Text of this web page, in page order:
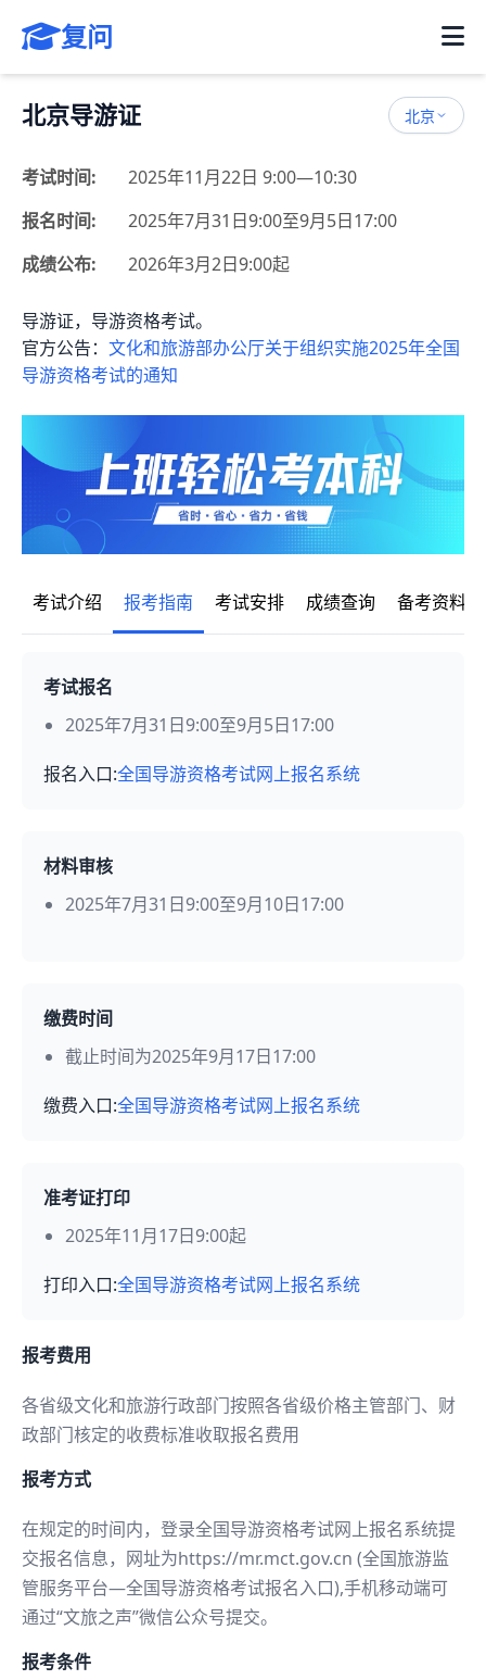
复问
北京导游证 北京
考试时间:
2025年11月22日 9:00—10:30
报名时间:
2025年7月31日9:00至9月5日17:00
成绩公布:
2026年3月2日9:00起
导游证，导游资格考试。
官方公告： 文化和旅游部办公厅关于组织实施2025年全国
导游资格考试的通知
考试介绍 报考指南 考试安排 成绩查询 备考资料
考试报名
2025年7月31日9:00至9月5日17:00
报名入口:全国导游资格考试网上报名系统
材料审核
2025年7月31日9:00至9月10日17:00
缴费时间
截止时间为2025年9月17日17:00
缴费入口:全国导游资格考试网上报名系统
准考证打印
2025年11月17日9:00起
打印入口:全国导游资格考试网上报名系统
报考费用
各省级文化和旅游行政部门按照各省级价格主管部门、财
政部门核定的收费标准收取报名费用
报考方式
在规定的时间内，登录全国导游资格考试网上报名系统提
交报名信息，网址为https://mr.mct.gov.cn (全国旅游监
管服务平台—全国导游资格考试报名入口),手机移动端可
通过“文旅之声”微信公众号提交。
报考条件